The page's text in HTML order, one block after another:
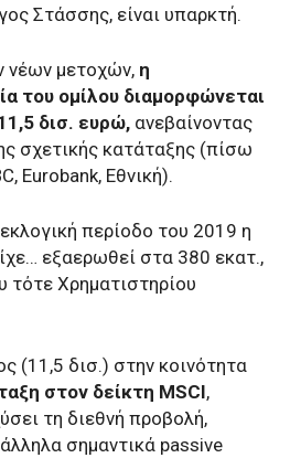
Στάσσης, είναι υπαρκτή.
νέων μετοχών, η
του ομίλου διαμορφώνεται
δισ. ευρώ, ανεβαίνοντας
σχετικής κατάταξης (πίσω
Eurobank, Εθνική).
περίοδο του 2019 η
εξαερωθεί στα 380 εκατ.,
τότε Χρηματιστηρίου
(11,5 δισ.) στην κοινότητα
στον δείκτη MSCI,
τη διεθνή προβολή,
σημαντικά passive